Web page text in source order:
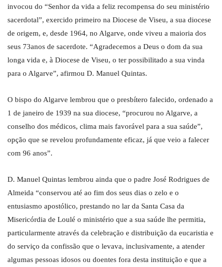
invocou do “Senhor da vida a feliz recompensa do seu ministério
sacerdotal”, exercido primeiro na Diocese de Viseu, a sua diocese
de origem, e, desde 1964, no Algarve, onde viveu a maioria dos
seus 73anos de sacerdote. “Agradecemos a Deus o dom da sua
longa vida e, à Diocese de Viseu, o ter possibilitado a sua vinda
para o Algarve”, afirmou D. Manuel Quintas.
O bispo do Algarve lembrou que o presbítero falecido, ordenado a
1 de janeiro de 1939 na sua diocese, “procurou no Algarve, a
conselho dos médicos, clima mais favorável para a sua saúde”,
opção que se revelou profundamente eficaz, já que veio a falecer
com 96 anos”.
D. Manuel Quintas lembrou ainda que o padre José Rodrigues de
Almeida “conservou até ao fim dos seus dias o zelo e o
entusiasmo apostólico, prestando no lar da Santa Casa da
Misericórdia de Loulé o ministério que a sua saúde lhe permitia,
particularmente através da celebração e distribuição da eucaristia e
do serviço da confissão que o levava, inclusivamente, a atender
algumas pessoas idosos ou doentes fora desta instituição e que a